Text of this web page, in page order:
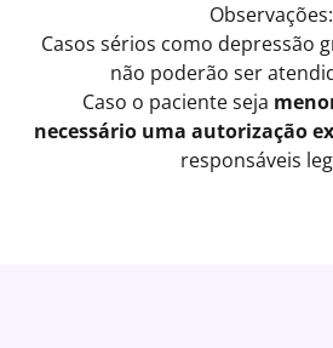
Observações:
Casos sérios como depressão
não poderão ser
Caso o paciente seja
necessário uma autorização
responsáveis